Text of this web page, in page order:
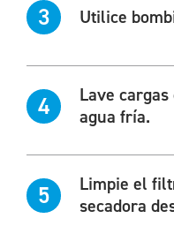
3 Utilice
4
Lave
agua fría.
5
Limpie el
secadora